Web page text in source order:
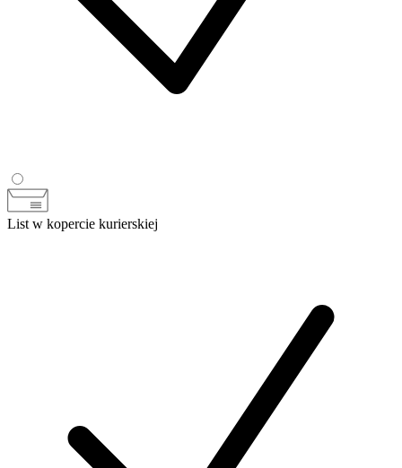
List w kopercie kurierskiej